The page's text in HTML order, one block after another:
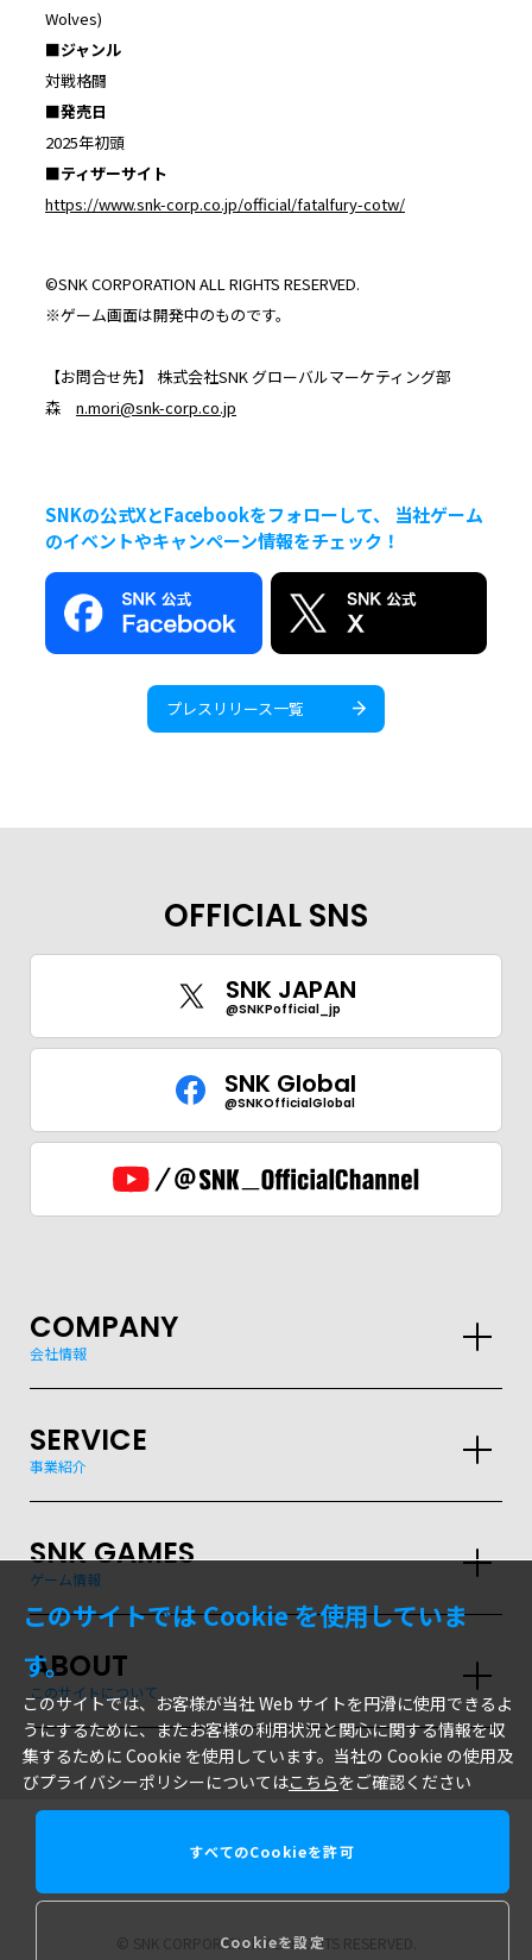
Wolves)
■ジャンル
対戦格闘
■発売日
2025年初頭
■ティザーサイト
https://www.snk-corp.co.jp/official/fatalfury-cotw/
©SNK CORPORATION ALL RIGHTS RESERVED.
※ゲーム画面は開発中のものです。
【お問合せ先】 株式会社SNK グローバルマーケティング部
森 n.mori@snk-corp.co.jp
SNKの公式XとFacebookをフォローして、 当社ゲーム
のイベントやキャンペーン情報をチェック！
プレスリリース一覧
OFFICIAL SNS
SNK JAPAN
@SNKPofficial_jp
SNK Global
@SNKOfficialGlobal
COMPANY
会社情報
SERVICE
事業紹介
SNK GAMES
ゲーム情報
ABOUT
このサイトについて
© SNK CORPORATION ALL RIGHTS RESERVED.
このサイトでは Cookie を使用していま
す。
このサイトでは、お客様が当社 Web サイトを円滑に使用できるよ
うにするために、またお客様の利用状況と関心に関する情報を収
集するために Cookie を使用しています。当社の Cookie の使用及
びプライバシーポリシーについてはこちらをご確認ください
すべてのCookieを許可
Cookieを設定